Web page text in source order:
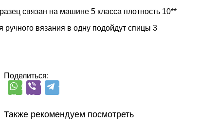
связан на машине 5 класса плотность 10**
ручного вязания в одну подойдут спицы 3
Поделиться:
Также рекомендуем посмотреть